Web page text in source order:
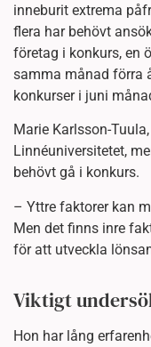
inneburit extrema
flera har behövt
företag i konkurs, en
samma månad förra
konkurser i juni
Marie Karlsson-
Linnéuniversitetet,
behövt gå i konkurs.
– Yttre faktorer kan
Men det finns inre
för att utveckla
Viktigt
Hon har lång